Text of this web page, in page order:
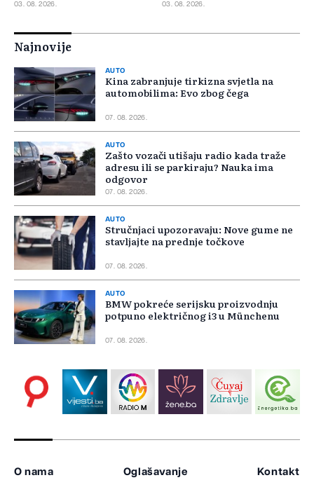
03. 08. 2026. 03. 08. 2026.
Najnovije
AUTO
Kina zabranjuje tirkizna svjetla na
automobilima: Evo zbog čega
07. 08. 2026.
AUTO
Zašto vozači utišaju radio kada traže
adresu ili se parkiraju? Nauka ima
odgovor
07. 08. 2026.
AUTO
Stručnjaci upozoravaju: Nove gume ne
stavljajte na prednje točkove
07. 08. 2026.
AUTO
BMW pokreće serijsku proizvodnju
potpuno električnog i3 u Münchenu
07. 08. 2026.
O nama Oglašavanje Kontakt